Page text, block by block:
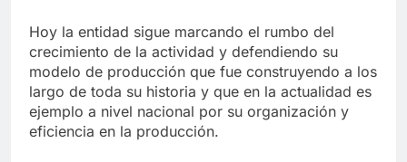
Hoy la entidad sigue marcando el rumbo del
crecimiento de la actividad y defendiendo su
modelo de producción que fue construyendo a los
largo de toda su historia y que en la actualidad es
ejemplo a nivel nacional por su organización y
eficiencia en la producción.